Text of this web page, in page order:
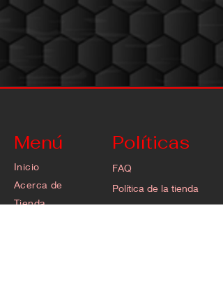
Menú
Inicio
Acerca de
Tienda
Políticas
FAQ
Política de la tienda
Envío y devoluciones